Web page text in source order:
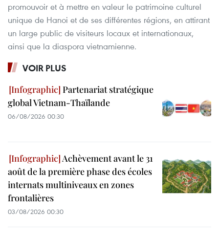
promouvoir et à mettre en valeur le patrimoine culturel
unique de Hanoi et de ses différentes régions, en attirant
un large public de visiteurs locaux et internationaux,
ainsi que la diaspora vietnamienne.
VOIR PLUS
Partenariat stratégique
global Vietnam-Thaïlande
06/08/2026 00:30
Achèvement avant le 31
août de la première phase des écoles
internats multiniveaux en zones
frontalières
03/08/2026 00:30